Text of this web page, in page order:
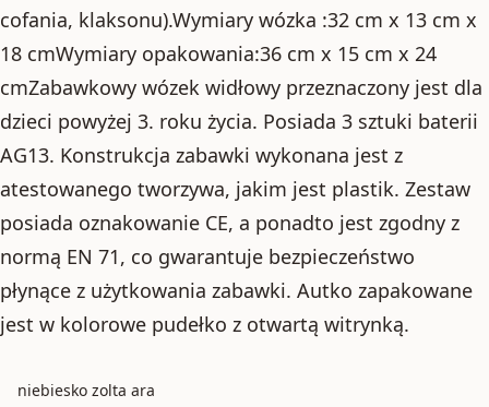
cofania, klaksonu).Wymiary wózka :32 cm x 13 cm x
18 cmWymiary opakowania:36 cm x 15 cm x 24
cmZabawkowy wózek widłowy przeznaczony jest dla
dzieci powyżej 3. roku życia. Posiada 3 sztuki baterii
AG13. Konstrukcja zabawki wykonana jest z
atestowanego tworzywa, jakim jest plastik. Zestaw
posiada oznakowanie CE, a ponadto jest zgodny z
normą EN 71, co gwarantuje bezpieczeństwo
płynące z użytkowania zabawki. Autko zapakowane
jest w kolorowe pudełko z otwartą witrynką.
niebiesko zolta ara